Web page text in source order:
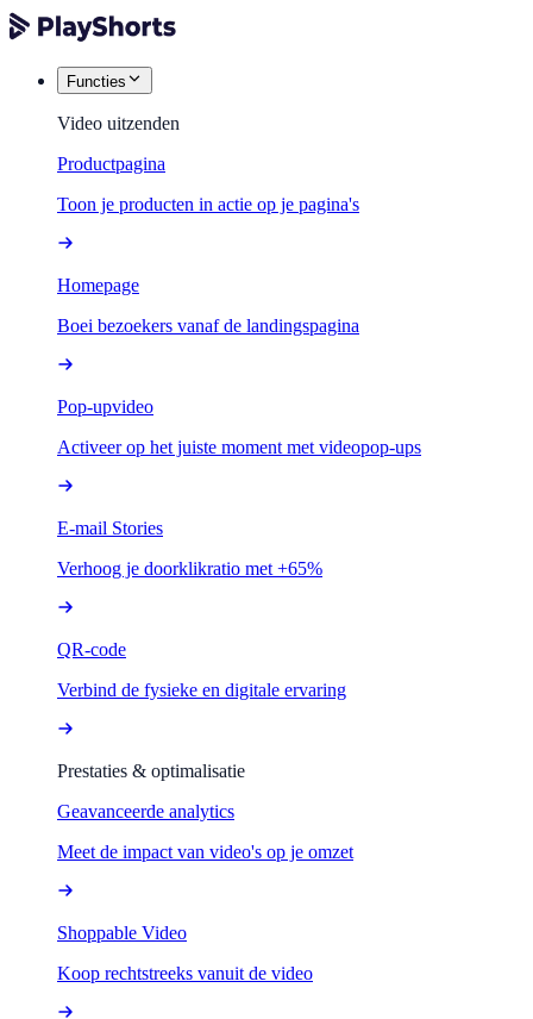
Functies
Video uitzenden
Productpagina
Toon je producten in actie op je pagina's
Homepage
Boei bezoekers vanaf de landingspagina
Pop-upvideo
Activeer op het juiste moment met videopop-ups
E-mail Stories
Verhoog je doorklikratio met +65%
QR-code
Verbind de fysieke en digitale ervaring
Prestaties & optimalisatie
Geavanceerde analytics
Meet de impact van video's op je omzet
Shoppable Video
Koop rechtstreeks vanuit de video